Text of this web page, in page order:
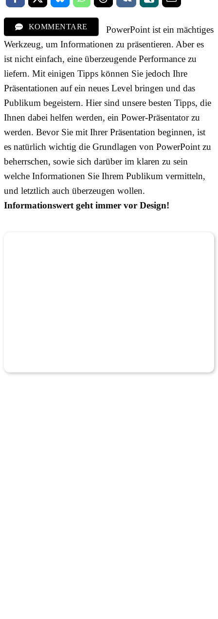
KOMMENTARE
PowerPoint ist ein mächtiges
Werkzeug, um Informationen zu präsentieren. Aber es
ist nicht einfach, eine überzeugende Performance zu
liefern. Mit einigen Tipps können Sie jedoch Ihre
Präsentationen auf ein neues Level bringen und das
Publikum begeistern. Hier sind unsere besten Tipps, die
Ihnen dabei helfen werden, ein Power-Präsentator zu
werden. Bevor Sie mit Ihrer Präsentation beginnen, ist
es natürlich wichtig die Grundlagen von PowerPoint zu
beherrschen, sowie sich darüber im klaren zu sein
welche Informationen Sie Ihrem Publikum vermitteln,
und letztlich auch überzeugen wollen.
Informationswert geht immer vor Design!